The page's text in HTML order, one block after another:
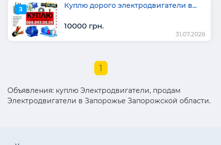
З Куплю дорого электродвигатели в...
10000 грн.
31.07.2026
1
Объявления: куплю Электродвигатели, продам
Электродвигатели в Запорожье Запорожской области.